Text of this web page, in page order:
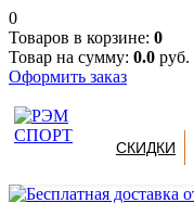
0
Товаров в корзине: 0
Товар на сумму: 0.0 руб.
Оформить заказ
СКИДКИ